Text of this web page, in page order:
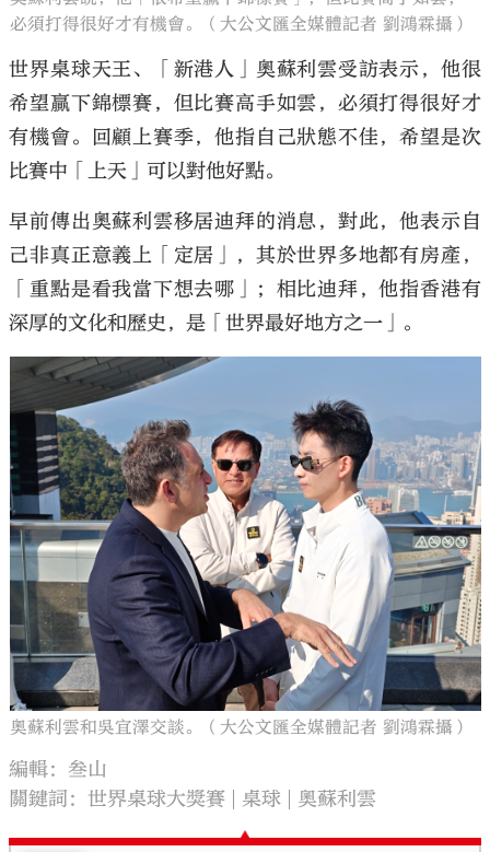
必須打得很好才有機會。（大公文匯全媒體記者 劉鴻霖攝）
世界桌球天王、「新港人」奧蘇利雲受訪表示，他很
希望贏下錦標賽，但比賽高手如雲，必須打得很好才
有機會。回顧上賽季，他指自己狀態不佳，希望是次
比賽中「上天」可以對他好點。
早前傳出奧蘇利雲移居迪拜的消息，對此，他表示自
己非真正意義上「定居」，其於世界多地都有房產，
「重點是看我當下想去哪」；相比迪拜，他指香港有
深厚的文化和歷史，是「世界最好地方之一」。
奧蘇利雲和吳宜澤交談。（大公文匯全媒體記者 劉鴻霖攝）
編輯：叁山
關鍵詞： 世界桌球大獎賽 桌球 奧蘇利雲